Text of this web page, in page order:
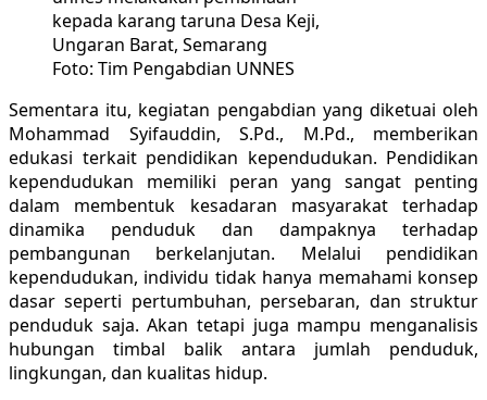
Foto: Tim Pengabdian UNNES
Sementara itu, kegiatan pengabdian yang diketuai oleh
Mohammad Syifauddin, S.Pd., M.Pd., memberikan
edukasi terkait pendidikan kependudukan. Pendidikan
kependudukan memiliki peran yang sangat penting
dalam membentuk kesadaran masyarakat terhadap
dinamika penduduk dan dampaknya terhadap
pembangunan berkelanjutan. Melalui pendidikan
kependudukan, individu tidak hanya memahami konsep
dasar seperti pertumbuhan, persebaran, dan struktur
penduduk saja. Akan tetapi juga mampu menganalisis
hubungan timbal balik antara jumlah penduduk,
lingkungan, dan kualitas hidup.